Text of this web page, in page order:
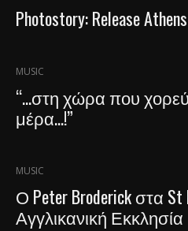
Photostory: Release
MUSIC
“…στη χώρα που
μέρα…!”
MUSIC
Ο Peter Broderick στα St
Αγγλικανική Εκκλησία